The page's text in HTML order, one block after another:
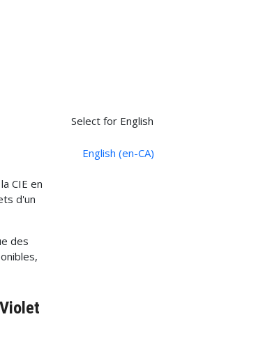
CIE en
d'un
des
Sélectionnez votre langue
Select for English
English (en-CA)